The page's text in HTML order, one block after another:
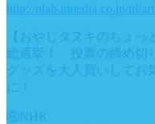
http://nlab.itmedia.co.jp/nl/
【おやじタヌキのちょっ
総選挙！ 投票の締め切
グッズを大人買いしてお
に！
⑥NHK